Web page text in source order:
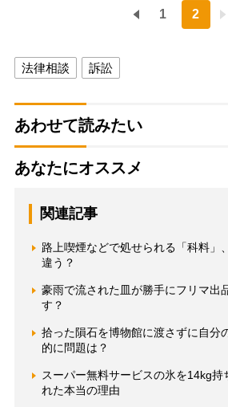
1 2
法律相談 訴訟
あわせて読みたい
あなたにオススメ
関連記事
路上喫煙などで処せられる「科料」
違う？
豪雨で流された皿が勝手にフリマ
す？
拾った隕石を博物館に渡さずに自分
的に問題は？
スーパー無料サービスの氷を14kg持
れた本当の理由